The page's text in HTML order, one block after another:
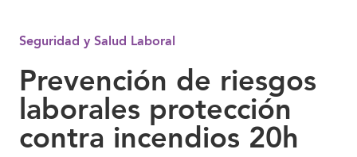
Seguridad y Salud Laboral
Prevención de riesgos
laborales protección
contra incendios 20h